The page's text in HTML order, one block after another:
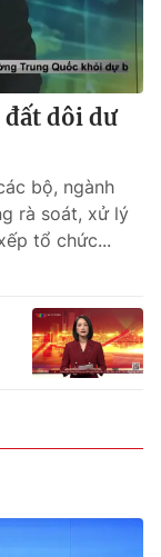
đất dôi dư
bộ, ngành
rà soát, xử lý
tổ chức...